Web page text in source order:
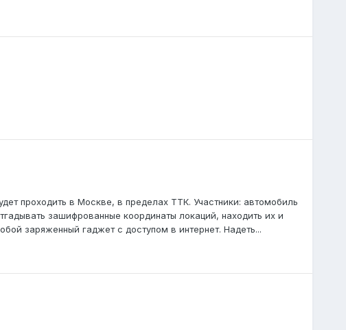
проходить в Москве, в пределах ТТК. Участники: автомобиль
зашифрованные координаты локаций, находить их и
заряженный гаджет с доступом в интернет. Надеть...